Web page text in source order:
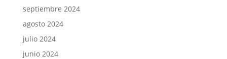
septiembre 2024
agosto 2024
julio 2024
junio 2024